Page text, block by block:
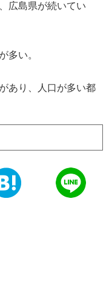
広島県が続いてい
多い。
あり、人口が多い都